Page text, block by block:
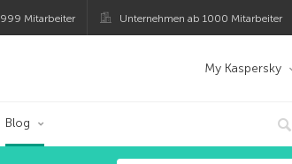
Mitarbeiter Unternehmen ab 1000 Mitarbeiter
My Kaspersky
Blog